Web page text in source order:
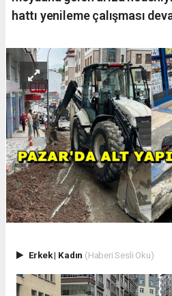
hattı yenileme çalışması
Erkek| Kadın (Haberi Sesli Oku)